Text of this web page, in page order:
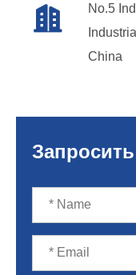

No.5
China